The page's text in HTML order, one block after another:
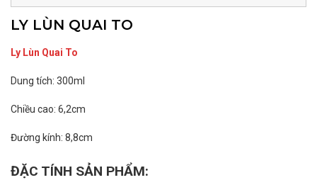
LY LÙN QUAI TO
Ly Lùn Quai To
Dung tích: 300ml
Chiều cao: 6,2cm
Đường kính: 8,8cm
ĐẶC TÍNH SẢN PHẨM: